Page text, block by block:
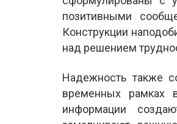
позитивными
Конструкции
над решением
Надежность также
временных рамках
информации